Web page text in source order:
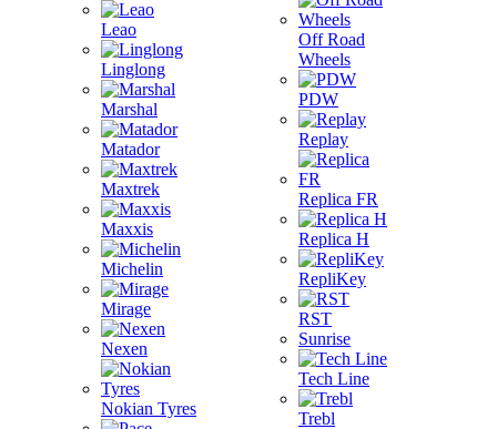
Leao
Linglong
Marshal
Matador
Maxtrek
Maxxis
Michelin
Mirage
Nexen
Nokian Tyres
Off Road
Wheels
PDW
Replay
Replica FR
Replica H
RepliKey
RST
Sunrise
Tech Line
Trebl